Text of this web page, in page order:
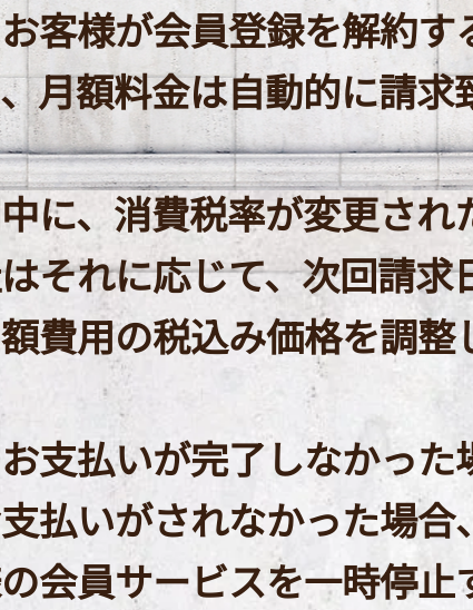
客様が会員登録を解約す
月額料金は自動的に請求
に、消費税率が変更され
それに応じて、次回請求
費用の税込み価格を調整
支払いが完了しなかった
払いがされなかった場合
会員サービスを一時停止